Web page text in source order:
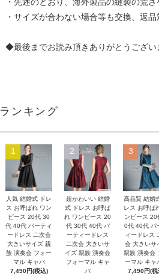
・先述のとおり、海外製品の縫製の荒
・サイズが合わない場合等も交換、返
◆最後までお読み頂きありがとうござ
ランキング
1
人気 結婚式 ドレ
ス お呼ばれ ワン
ピース 20代 30
代 40代 パーティ
ードレス 二次会
大きいサイズ 親
族 演奏会 フォー
マル キャバ
7,490円(税込)
2
超かわいい 結婚
式 ドレス お呼ば
れ ワンピース 20
代 30代 40代 パ
ーティードレス
二次会 大きいサ
イズ 親族 演奏会
フォーマル キャ
バ
3
高品質 結婚
レス お呼ば
ンピース 20
0代 40代 パ
ィードレス
会 大きいサ
親族 演奏会
ーマル キ
7,490円(税